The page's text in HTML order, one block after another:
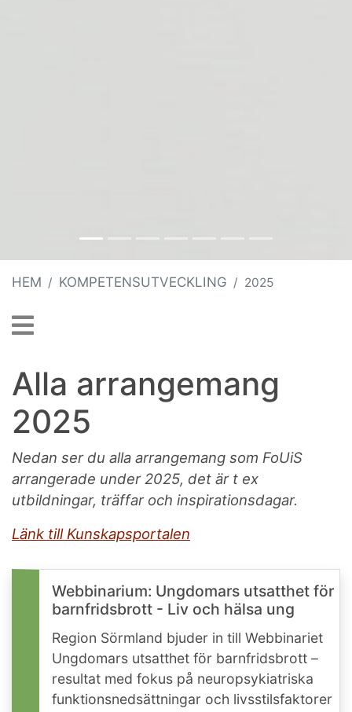
HEM KOMPETENSUTVECKLING 2025
Alla arrangemang
2025
Nedan ser du alla arrangemang som FoUiS
arrangerade under 2025, det är t ex
utbildningar, träffar och inspirationsdagar.
Länk till Kunskapsportalen
Webbinarium: Ungdomars utsatthet för
barnfridsbrott - Liv och hälsa ung
Region Sörmland bjuder in till Webbinariet
Ungdomars utsatthet för barnfridsbrott –
resultat med fokus på neuropsykiatriska
funktionsnedsättningar och livsstilsfaktorer